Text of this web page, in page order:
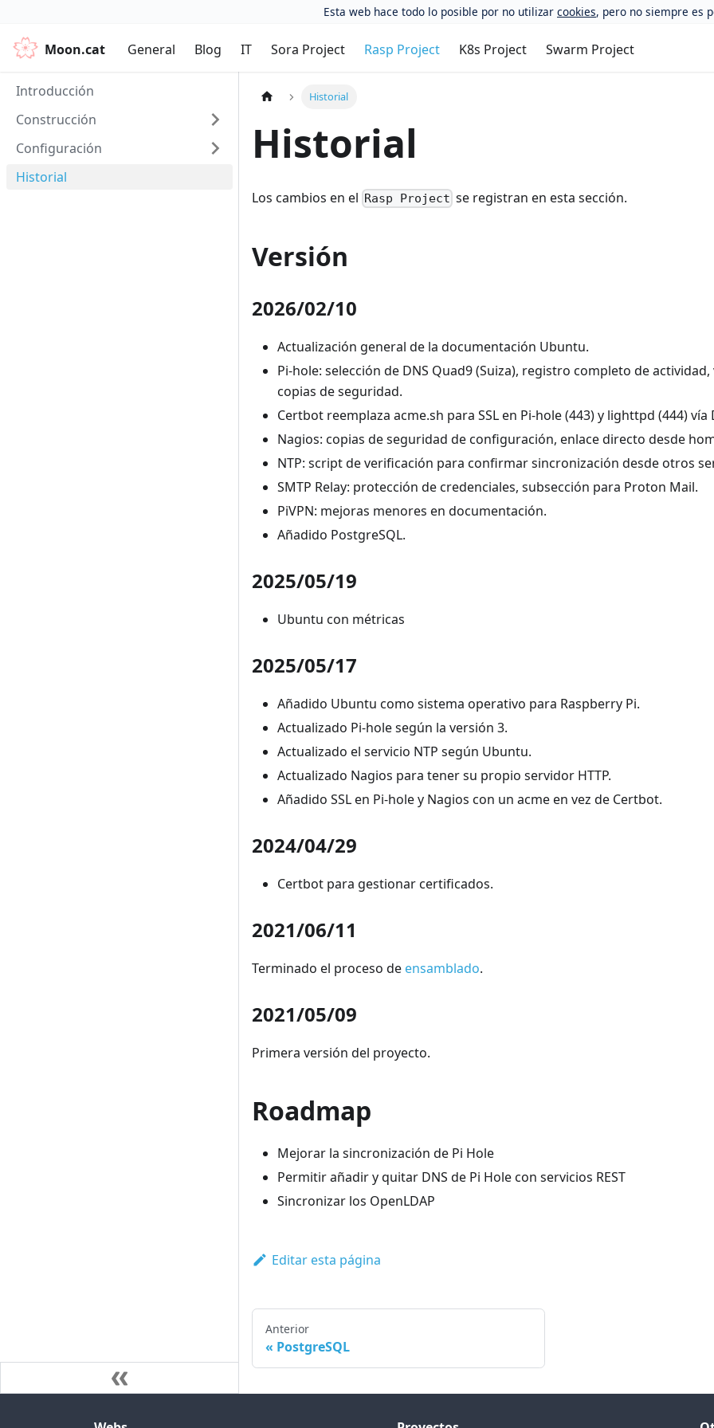
Esta web hace todo lo posible por no utilizar cookies, pero no siempre es
Moon.cat General Blog IT Sora Project Rasp Project K8s Project Swarm Project
Introducción
Construcción
Configuración
Historial
Historial
Historial
Los cambios en el Rasp Project se registran en esta sección.
Versión
2026/02/10
Actualización general de la documentación Ubuntu.
Pi-hole: selección de DNS Quad9 (Suiza), registro completo de
copias de seguridad.
Certbot reemplaza acme.sh para SSL en Pi-hole (443) y lighttpd (444)
Nagios: copias de seguridad de configuración, enlace directo desde
NTP: script de verificación para confirmar sincronización desde otros
SMTP Relay: protección de credenciales, subsección para Proton Mail.
PiVPN: mejoras menores en documentación.
Añadido PostgreSQL.
2025/05/19
Ubuntu con métricas
2025/05/17
Añadido Ubuntu como sistema operativo para Raspberry Pi.
Actualizado Pi-hole según la versión 3.
Actualizado el servicio NTP según Ubuntu.
Actualizado Nagios para tener su propio servidor HTTP.
Añadido SSL en Pi-hole y Nagios con un acme en vez de Certbot.
2024/04/29
Certbot para gestionar certificados.
2021/06/11
Terminado el proceso de ensamblado.
2021/05/09
Primera versión del proyecto.
Roadmap
Mejorar la sincronización de Pi Hole
Permitir añadir y quitar DNS de Pi Hole con servicios REST
Sincronizar los OpenLDAP
Editar esta página
Anterior
PostgreSQL